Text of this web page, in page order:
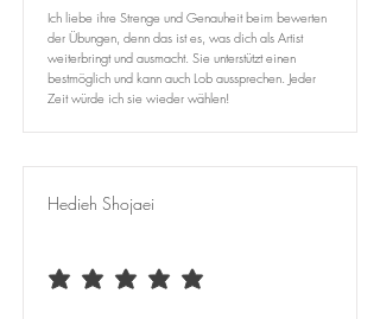
Ich liebe ihre Strenge und Genauheit beim bewerten
der Übungen, denn das ist es, was dich als Artist
weiterbringt und ausmacht. Sie unterstützt einen
bestmöglich und kann auch Lob aussprechen. Jeder
Zeit würde ich sie wieder wählen!
Hedieh Shojaei
average rating is 5 out of 5